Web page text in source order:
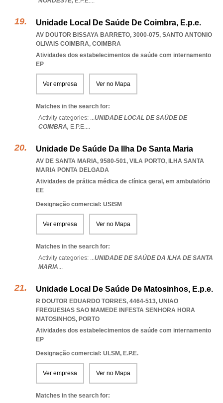
Unidade Local De Saúde De Coimbra, E.p.e.
AV DOUTOR BISSAYA BARRETO, 3000-075, SANTO ANTONIO
OLIVAIS COIMBRA, COIMBRA
Atividades dos estabelecimentos de saúde com internamento
EP
Ver empresa Ver no Mapa
Matches in the search for:
Activity categories: ...UNIDADE LOCAL DE SAÚDE DE
COIMBRA, E.P.E....
Unidade De Saúde Da Ilha De Santa Maria
AV DE SANTA MARIA, 9580-501, VILA PORTO, ILHA SANTA
MARIA PONTA DELGADA
Atividades de prática médica de clínica geral, em ambulatório
EE
Designação comercial: USISM
Ver empresa Ver no Mapa
Matches in the search for:
Activity categories: ...UNIDADE DE SAÚDE DA ILHA DE SANTA
MARIA...
Unidade Local De Saúde De Matosinhos, E.p.e.
R DOUTOR EDUARDO TORRES, 4464-513, UNIAO
FREGUESIAS SAO MAMEDE INFESTA SENHORA HORA
MATOSINHOS, PORTO
Atividades dos estabelecimentos de saúde com internamento
EP
Designação comercial: ULSM, E.P.E.
Ver empresa Ver no Mapa
Matches in the search for: